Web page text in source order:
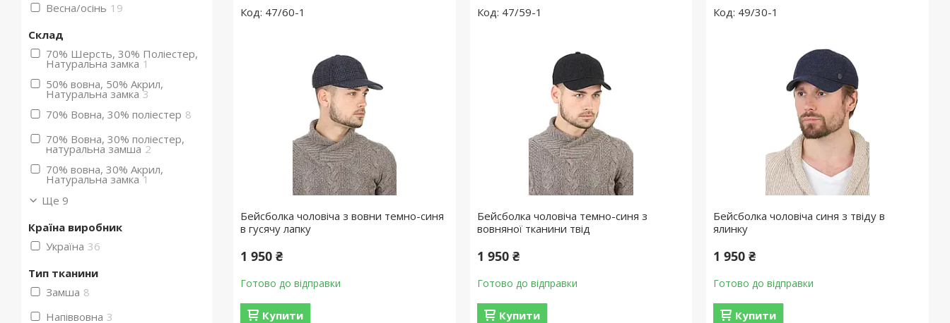
47/60-1
Бейсболка чоловіча з вовни темно-синя
в гусячу лапку
1 950 ₴
Готово до відправки
Купити
47/59-1
Бейсболка чоловіча темно-синя з
вовняної тканини твід
1 950 ₴
Готово до відправки
Купити
49/30-1
Бейсболка чоловіча синя з твіду в
ялинку
1 950 ₴
Готово до відправки
Купити
Весна/осінь 19
Склад
70% Шерсть, 30% Поліестер,
Натуральна замка 1
50% вовна, 50% Акрил,
Натуральна замка 3
70% Вовна, 30% поліестер 8
70% Вовна, 30% поліестер,
натуральна замша 2
70% вовна, 30% Акрил,
Натуральна замка 1
Ще 9
Країна виробник
Україна 36
Тип тканини
Замша 8
Напіввовна 3